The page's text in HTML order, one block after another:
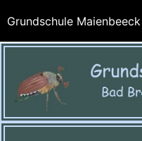
Grundschule Maienbeeck